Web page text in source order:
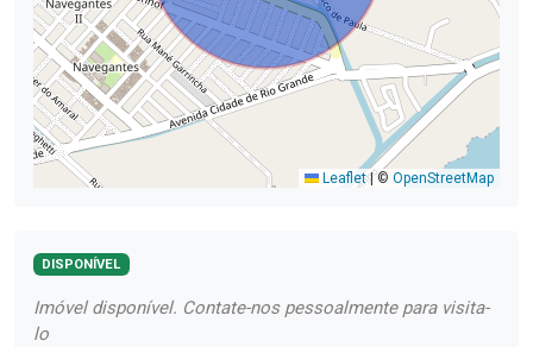
Leaflet |© OpenStreetMap
DISPONÍVEL
Imóvel disponível. Contate-nos pessoalmente para visita-
lo